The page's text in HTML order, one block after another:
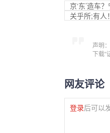
京‘东’造车
关乎所;有人
声明
下载“
网友评论
登录后可以